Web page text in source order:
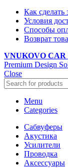
Как сделать
Условия
Cпособы
Возврат
VNUKOVO CAR
Premium Design
Close
Menu
Categories
Сабвуферы
Акустика
Усилители
Проводка
Аксессуары